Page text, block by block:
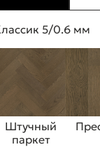
5/0.6 мм
Штучный
паркет